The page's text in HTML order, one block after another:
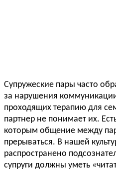
Супружеские пары часто
за нарушения
проходящих терапию для
партнер не понимает их.
которым общение между
прерываться. В нашей
распространено
супруги должны уметь